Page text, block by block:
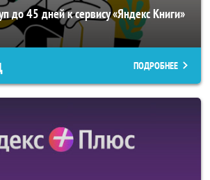
до 45 дней к сервису «Яндекс Книги»
ПОДРОБНЕЕ